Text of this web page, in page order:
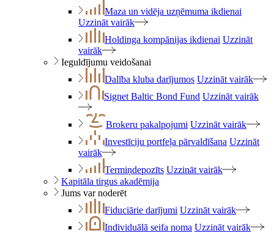
Maza un vidēja uzņēmuma ikdienai
Uzzināt vairāk
Holdinga kompānijas ikdienai Uzzināt
vairāk
Ieguldījumu veidošanai
Dalība kluba darījumos Uzzināt vairāk
Signet Baltic Bond Fund Uzzināt vairāk
Brokeru pakalpojumi Uzzināt vairāk
Investīciju portfeļa pārvaldīšana Uzzināt
vairāk
Termiņdepozīts Uzzināt vairāk
Kapitāla tirgus akadēmija
Jums var noderēt
Fiduciārie darījumi Uzzināt vairāk
Individuālā seifa noma Uzzināt vairāk